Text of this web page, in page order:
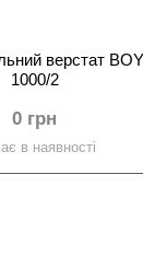
верстат
1000/2
0 грн
в наявності